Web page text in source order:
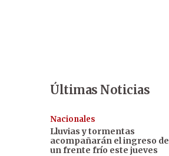
Últimas Noticias
Nacionales
Lluvias y tormentas
acompañarán el ingreso de
un frente frío este jueves